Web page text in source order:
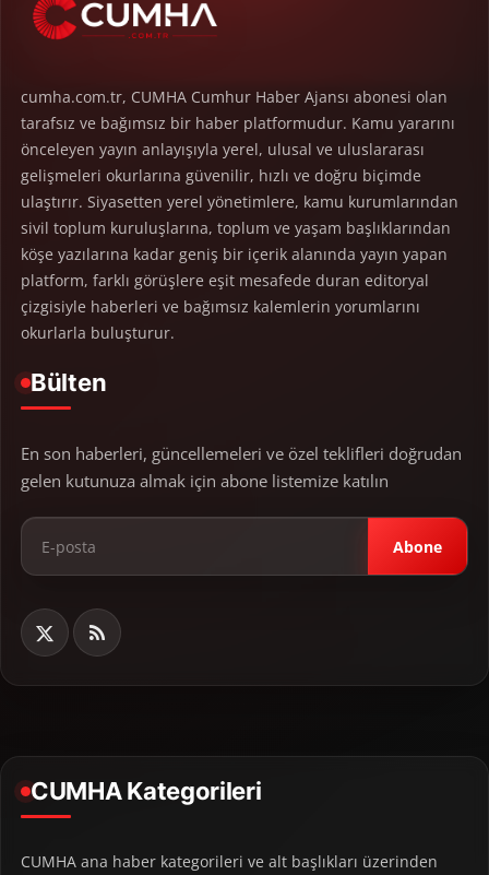
cumha.com.tr, CUMHA Cumhur Haber Ajansı abonesi olan
tarafsız ve bağımsız bir haber platformudur. Kamu yararını
önceleyen yayın anlayışıyla yerel, ulusal ve uluslararası
gelişmeleri okurlarına güvenilir, hızlı ve doğru biçimde
ulaştırır. Siyasetten yerel yönetimlere, kamu kurumlarından
sivil toplum kuruluşlarına, toplum ve yaşam başlıklarından
köşe yazılarına kadar geniş bir içerik alanında yayın yapan
platform, farklı görüşlere eşit mesafede duran editoryal
çizgisiyle haberleri ve bağımsız kalemlerin yorumlarını
okurlarla buluşturur.
Bülten
En son haberleri, güncellemeleri ve özel teklifleri doğrudan
gelen kutunuza almak için abone listemize katılın
Abone
CUMHA Kategorileri
CUMHA ana haber kategorileri ve alt başlıkları üzerinden